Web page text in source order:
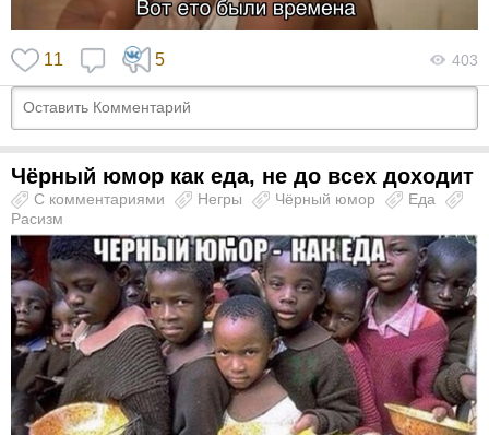
11 5 403
Чёрный юмор как еда, не до всех доходит
С комментариями Негры Чёрный юмор
Еда
Расизм